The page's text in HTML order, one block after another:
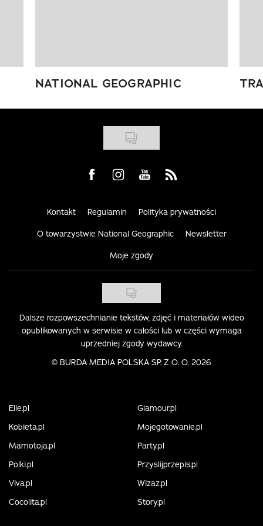
NATIONAL GEOGRAPHIC
Visit us on Facebook
Visit us on Instagram
Visit us on Youtube
Visit us on Rss
Kontakt Regulamin Polityka prywatności
O towarzystwie National Geographic Newsletter
Moje zgody
Dalsze rozpowszechnianie tekstów, zdjęć i materiałów wideo
opublikowanych w serwisie w całości lub w części wymaga
uprzedniej zgody wydawcy.
© BURDA MEDIA POLSKA SP. Z O. O. 2026
Elle.pl
Glamour.pl
Kobieta.pl
Mojegotowanie.pl
Mamotoja.pl
Party.pl
Polki.pl
Przyslijprzepis.pl
Viva.pl
Wizaz.pl
Cocolita.pl
Story.pl